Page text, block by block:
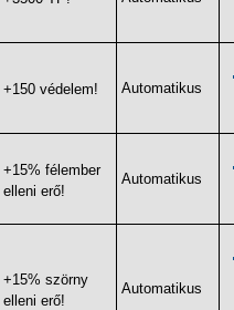
+150 védelem! Automatikus
+15% félember
elleni erő!
Automatikus
+15% szörny
elleni erő!
Automatikus